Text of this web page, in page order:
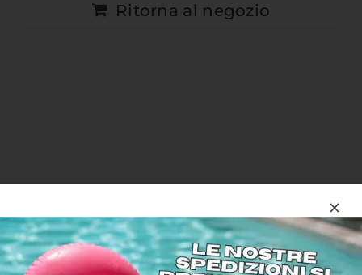
Ritorna al negozio